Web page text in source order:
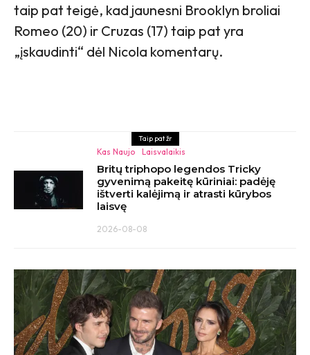
taip pat teigė, kad jaunesni Brooklyn broliai
Romeo (20) ir Cruzas (17) taip pat yra
„įskaudinti“ dėl Nicola komentarų.
Taip pat žr
Kas Naujo Laisvalaikis
Britų triphopo legendos Tricky
gyvenimą pakeitę kūriniai: padėję
ištverti kalėjimą ir atrasti kūrybos
laisvę
2026-08-08